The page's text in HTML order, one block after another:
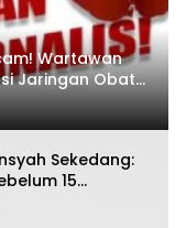
Wartawan
Jaringan Obat
Sekedang:
15